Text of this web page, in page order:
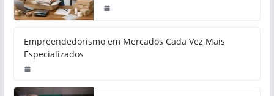
Empreendedorismo em Mercados Cada Vez Mais
Especializados